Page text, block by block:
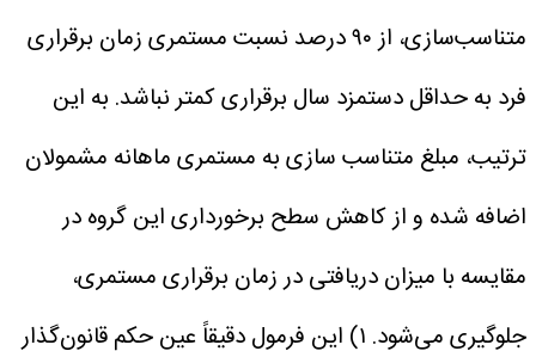
متناسب‌سازی، از ۹۰ درصد نسبت مستمری زمان برقراری
فرد به حداقل دستمزد سال برقراری کمتر نباشد. به این
ترتیب، مبلغ متناسب‌ سازی به مستمری ماهانه مشمولان
اضافه شده و از کاهش سطح برخورداری این گروه در
مقایسه با میزان دریافتی در زمان برقراری مستمری،
جلوگیری می‌شود. ۱) این فرمول دقیقاً عین حکم قانون‌گذار